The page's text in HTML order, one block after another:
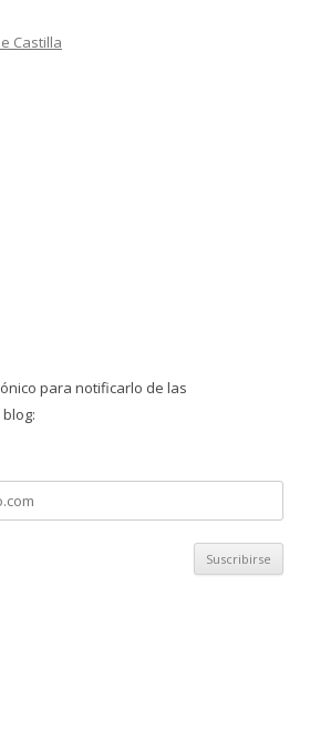
Castilla
para notificarlo de las